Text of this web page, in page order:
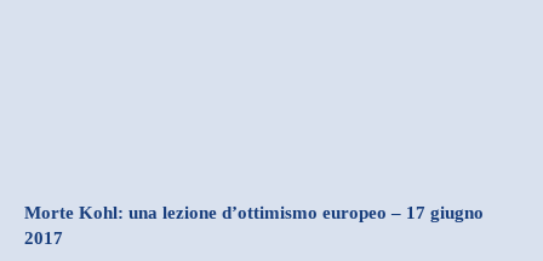
Morte Kohl: una lezione d’ottimismo europeo – 17 giugno
2017